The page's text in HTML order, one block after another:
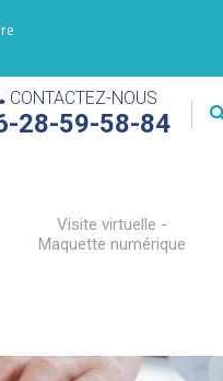
CONTACTEZ-NOUS
28-59-58-84
Visite virtuelle -
Maquette numérique